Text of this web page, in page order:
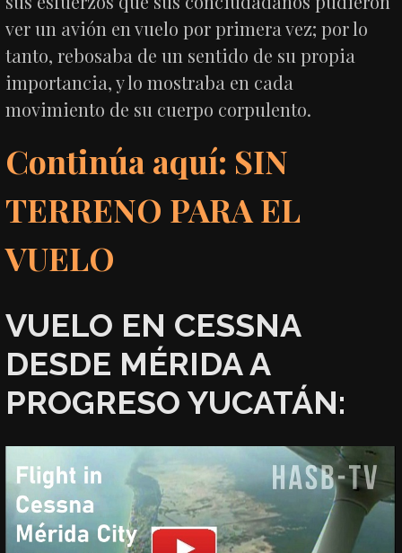
ver un avión en vuelo por primera vez; por lo
tanto, rebosaba de un sentido de su propia
importancia, y lo mostraba en cada
movimiento de su cuerpo corpulento.
Continúa aquí: SIN
TERRENO PARA EL
VUELO
VUELO EN CESSNA
DESDE MÉRIDA A
PROGRESO YUCATÁN: